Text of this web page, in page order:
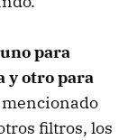
uno para
y otro para
filtros, los